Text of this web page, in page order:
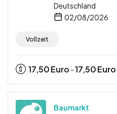
Deutschland
02/08/2026
Vollzeit
17,50Euro -17,50Euro
Baumarkt